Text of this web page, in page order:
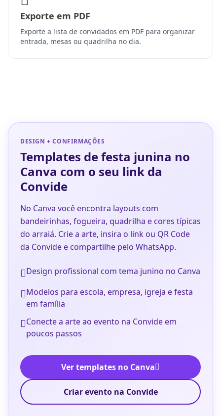
Exporte em PDF
Exporte a lista de convidados em PDF para organizar
entrada, mesas ou quadrilha no dia.
DESIGN + CONFIRMAÇÕES
Templates de festa junina no
Canva com o seu link da
Convide
No Canva você encontra layouts com
bandeirinhas, fogueira, quadrilha e cores típicas
do arraiá. Crie a arte, insira o link ou QR Code
da Convide e compartilhe pelo WhatsApp.
Design profissional com tema junino no Canva
Modelos para escola, empresa, igreja e festa
em família
Conecte a arte ao evento na Convide em
poucos passos
Ver templates no Canva
Criar evento na Convide